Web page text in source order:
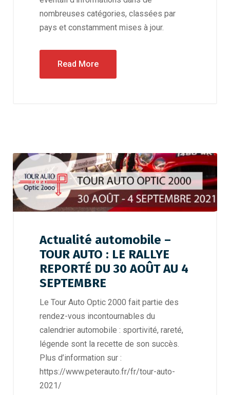
nombreuses catégories, classées par
pays et constamment mises à jour.
Read More
Actualité automobile –
TOUR AUTO : LE RALLYE
REPORTÉ DU 30 AOÛT AU 4
SEPTEMBRE
Le Tour Auto Optic 2000 fait partie des
rendez-vous incontournables du
calendrier automobile : sportivité, rareté,
légende sont la recette de son succès.
Plus d’information sur :
https://www.peterauto.fr/fr/tour-auto-
2021/